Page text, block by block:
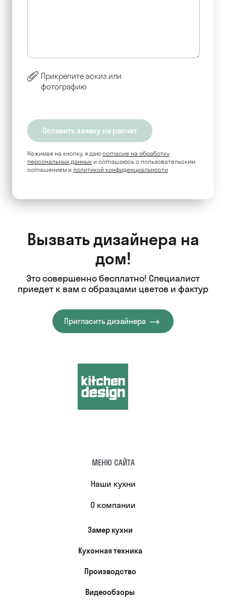
Прикрепите эскиз или
фотографию
Нажимая на кнопку, я даю согласие на обработку
персональных данных и соглашаюсь c пользовательским
соглашением и политикой конфиденциальности
Вызвать дизайнера на
дом!
Это совершенно бесплатно! Специалист
приедет к вам с образцами цветов и фактур
Пригласить дизайнера
МЕНЮ САЙТА
Наши кухни
О компании
Замер кухни
Кухонная техника
Производство
Видеообзоры